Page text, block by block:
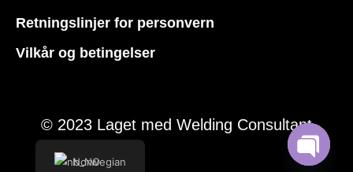
Retningslinjer for personvern
Vilkår og betingelser
© 2023 Laget med Welding Consultant
Norwegian